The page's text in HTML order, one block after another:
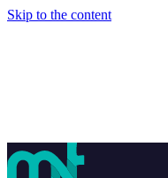
Skip to the content